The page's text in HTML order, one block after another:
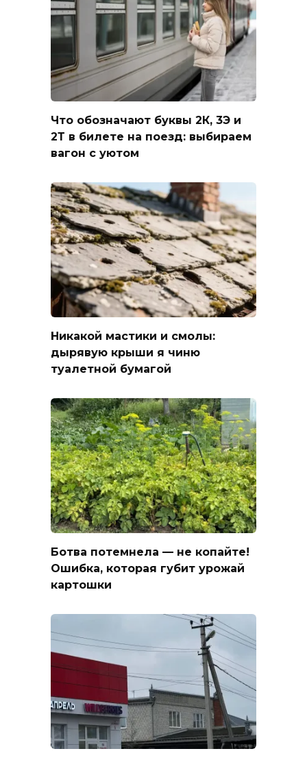
Что обозначают буквы 2К, 3Э и
2Т в билете на поезд: выбираем
вагон с уютом
Никакой мастики и смолы:
дырявую крыши я чиню
туалетной бумагой
Ботва потемнела — не копайте!
Ошибка, которая губит урожай
картошки